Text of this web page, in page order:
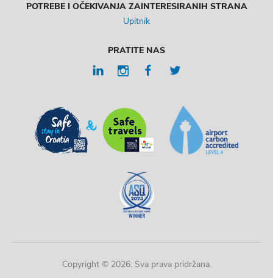
POTREBE I OČEKIVANJA ZAINTERESIRANIH STRANA
Upitnik
PRATITE NAS
Copyright © 2026. Sva prava pridržana.